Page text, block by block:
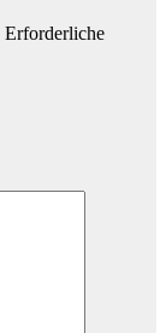
Erforderliche